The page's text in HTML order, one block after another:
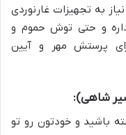
به تجهیزات غارنوردی
داره و حتی توش حموم و
پرستش مهر و آیین
شاهی):
باشید و خودتون رو تو